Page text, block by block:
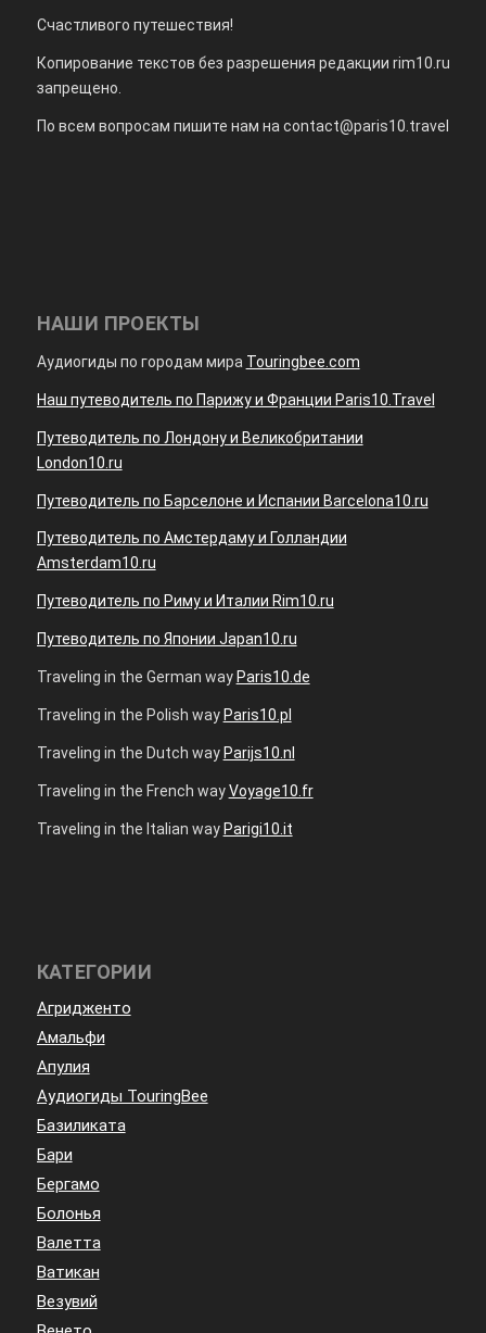
Счастливого путешествия!
Копирование текстов без разрешения редакции rim10.ru
запрещено.
По всем вопросам пишите нам на contact@paris10.travel
НАШИ ПРОЕКТЫ
Аудиогиды по городам мира Touringbee.com
Наш путеводитель по Парижу и Франции Paris10.Travel
Путеводитель по Лондону и Великобритании
London10.ru
Путеводитель по Барселоне и Испании Barcelona10.ru
Путеводитель по Амстердаму и Голландии
Amsterdam10.ru
Путеводитель по Риму и Италии Rim10.ru
Путеводитель по Японии Japan10.ru
Traveling in the German way Paris10.de
Traveling in the Polish way Paris10.pl
Traveling in the Dutch way Parijs10.nl
Traveling in the French wayVoyage10.fr
Traveling in the Italian way Parigi10.it
КАТЕГОРИИ
Агридженто
Амальфи
Апулия
Аудиогиды TouringBee
Базиликата
Бари
Бергамо
Болонья
Валетта
Ватикан
Везувий